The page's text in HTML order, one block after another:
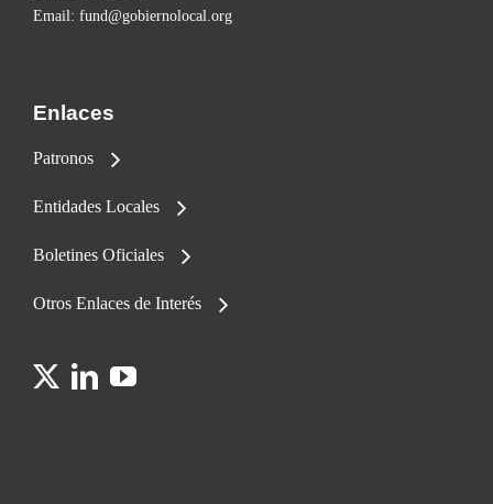
Email: fund@gobiernolocal.org
Enlaces
Patronos
Entidades Locales
Boletines Oficiales
Otros Enlaces de Interés